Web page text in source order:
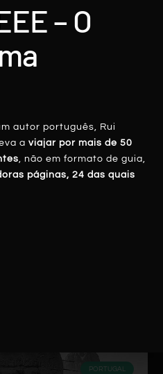
Twitter
PORTUGAL
– O
autor português, Rui
aviajar por mais de 50
, não em formato de guia,
páginas, 24 das quais